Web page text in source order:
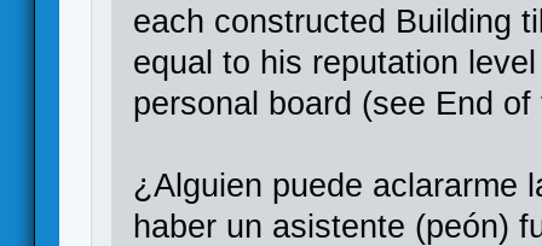
each constructed Building
equal to his reputation
personal board (see End
¿Alguien puede aclararme
haber un asistente (peón)